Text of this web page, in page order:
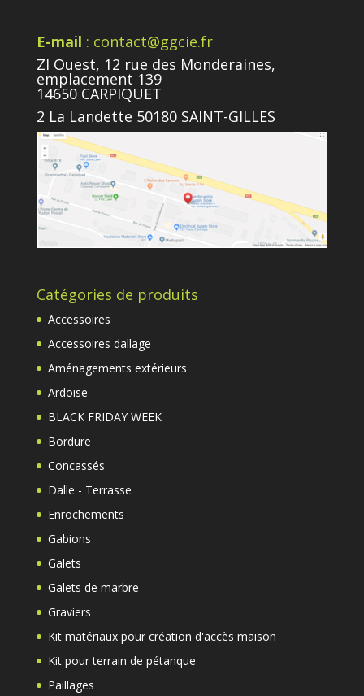
E-mail : contact@ggcie.fr
ZI Ouest, 12 rue des Monderaines,
emplacement 139
14650 CARPIQUET
2 La Landette 50180 SAINT-GILLES
Catégories de produits
Accessoires
Accessoires dallage
Aménagements extérieurs
Ardoise
BLACK FRIDAY WEEK
Bordure
Concassés
Dalle - Terrasse
Enrochements
Gabions
Galets
Galets de marbre
Graviers
Kit matériaux pour création d'accès maison
Kit pour terrain de pétanque
Paillages